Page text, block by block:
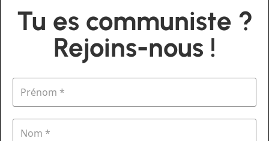
Tu es communiste ?
Rejoins-nous !